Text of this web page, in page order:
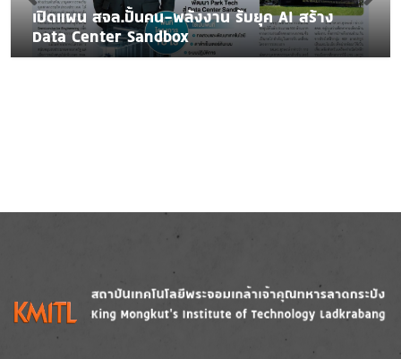
เปิดแผน สจล.ปั้นคน-พลังงาน รับยุค AI สร้าง
Data Center Sandbox
Image